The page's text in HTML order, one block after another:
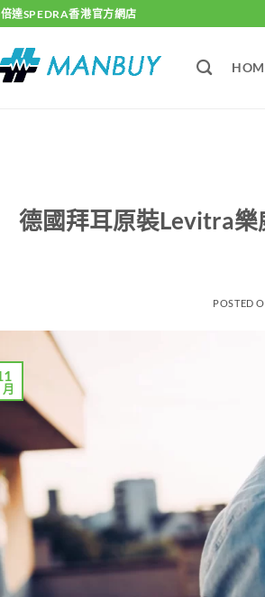
達SPEDRA香港官方網店
德國拜耳原裝Levitra
POSTED